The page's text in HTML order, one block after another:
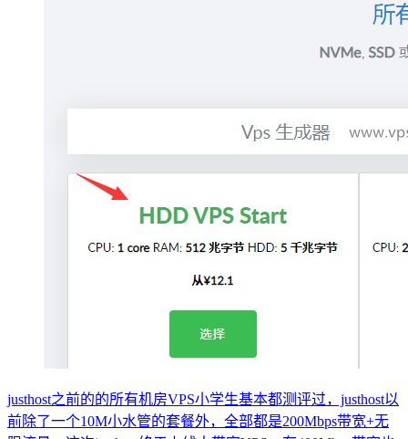
justhost之前的的所有机房VPS小学生基本都测评过，justhost以
前除了一个10M小水管的套餐外，全部都是200Mbps带宽+无